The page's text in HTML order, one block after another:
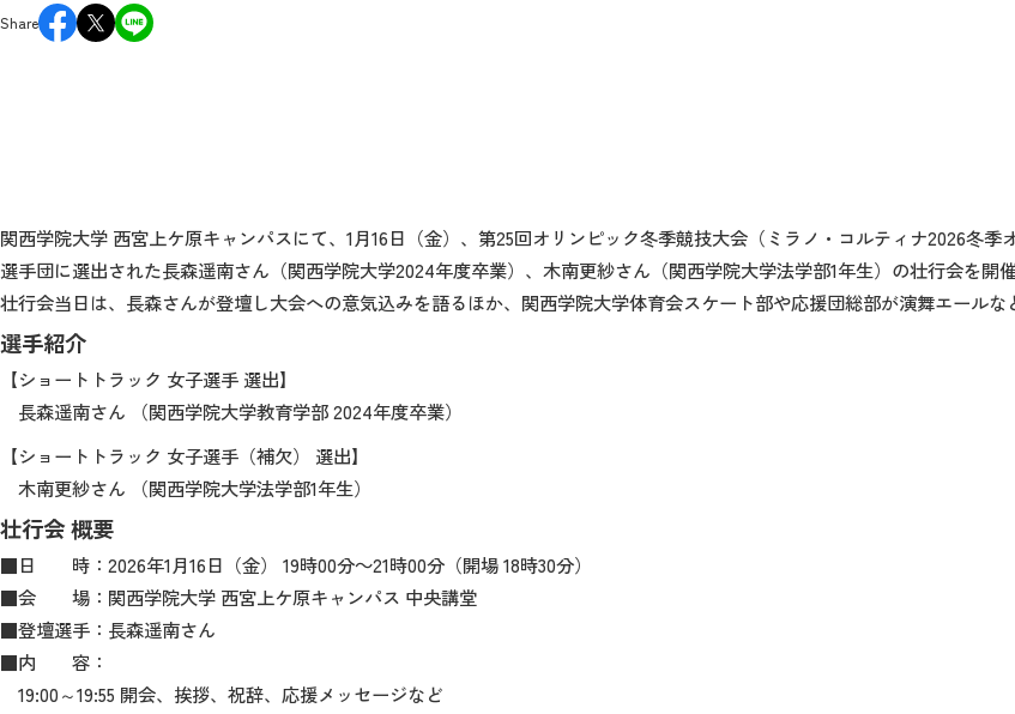
Share
関西学院大学 西宮上ケ原キャンパスにて、 1月16日（金）、第25回オリンピック冬季競技大会（ミラノ・コルティナ2026冬季
選手団に選出された長森遥南さん（関西学院大学2024年度卒業）、木南更紗さん（関西学院大学法学部1年生）の壮行会を開
壮行会当日は、長森さんが登壇し大会への意気込みを語るほか、関西学院大学体育会スケート部や応援団総部が演舞エールな
選手紹介
【ショートトラック 女子選手 選出】
長森遥南さん （関西学院大学教育学部2024年度卒業）
【ショートトラック 女子選手（補欠） 選出】
木南更紗さん （関西学院大学法学部1年生）
壮行会 概要
■日 時： 2026年1月16日（金） 19時00分～21時00分（開場18時30分）
■会 場：関西学院大学 西宮上ケ原キャンパス 中央講堂
■登壇選手：長森遥南さん
■内 容：
19:00～19:55 開会、挨拶、祝辞、応援メッセージなど